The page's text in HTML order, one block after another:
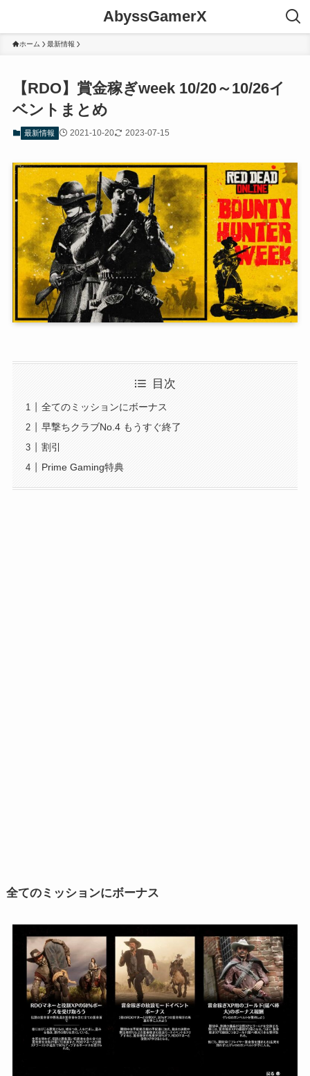
AbyssGamerX
ホーム 最新情報
【RDO】賞金稼ぎweek 10/20～10/26イ
ベントまとめ
最新情報 2021-10-20 2023-07-15
目次
全てのミッションにボーナス
早撃ちクラブNo.4 もうすぐ終了
割引
Prime Gaming特典
全てのミッションにボーナス